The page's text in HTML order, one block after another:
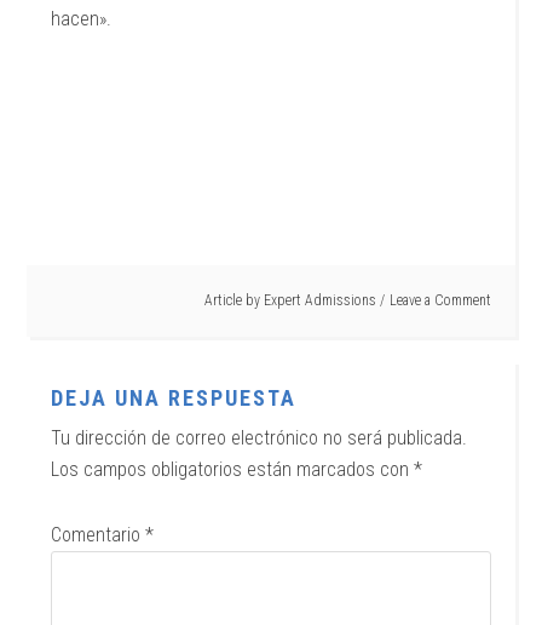
hacen».
Article by Expert Admissions Leave a Comment
DEJA UNA RESPUESTA
Tu dirección de correo electrónico no será publicada.
Los campos obligatorios están marcados con*
Comentario*